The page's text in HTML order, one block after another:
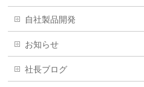
自社製品開発
お知らせ
社長ブログ